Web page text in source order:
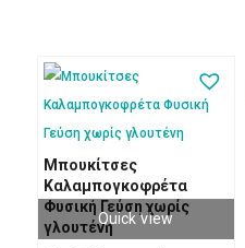
Μπουκίτσες
Καλαμπογκοφρέτα
Φυσική Γεύση χωρίς
γλουτένηQuick View